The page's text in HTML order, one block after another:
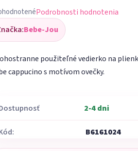
Podrobnosti hodnotenia
Bebe-Jou
použiteľné vedierko na
cappucino s motívom ovečky.
2-4 dni
B6161024